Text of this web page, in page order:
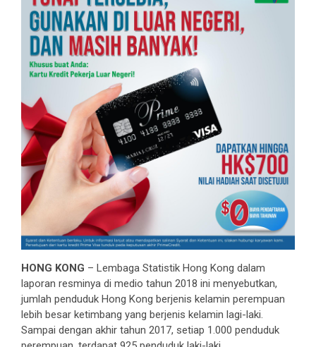
HONG KONG – Lembaga Statistik Hong Kong dalam
laporan resminya di medio tahun 2018 ini menyebutkan,
jumlah penduduk Hong Kong berjenis kelamin perempuan
lebih besar ketimbang yang berjenis kelamin lagi-laki.
Sampai dengan akhir tahun 2017, setiap 1.000 penduduk